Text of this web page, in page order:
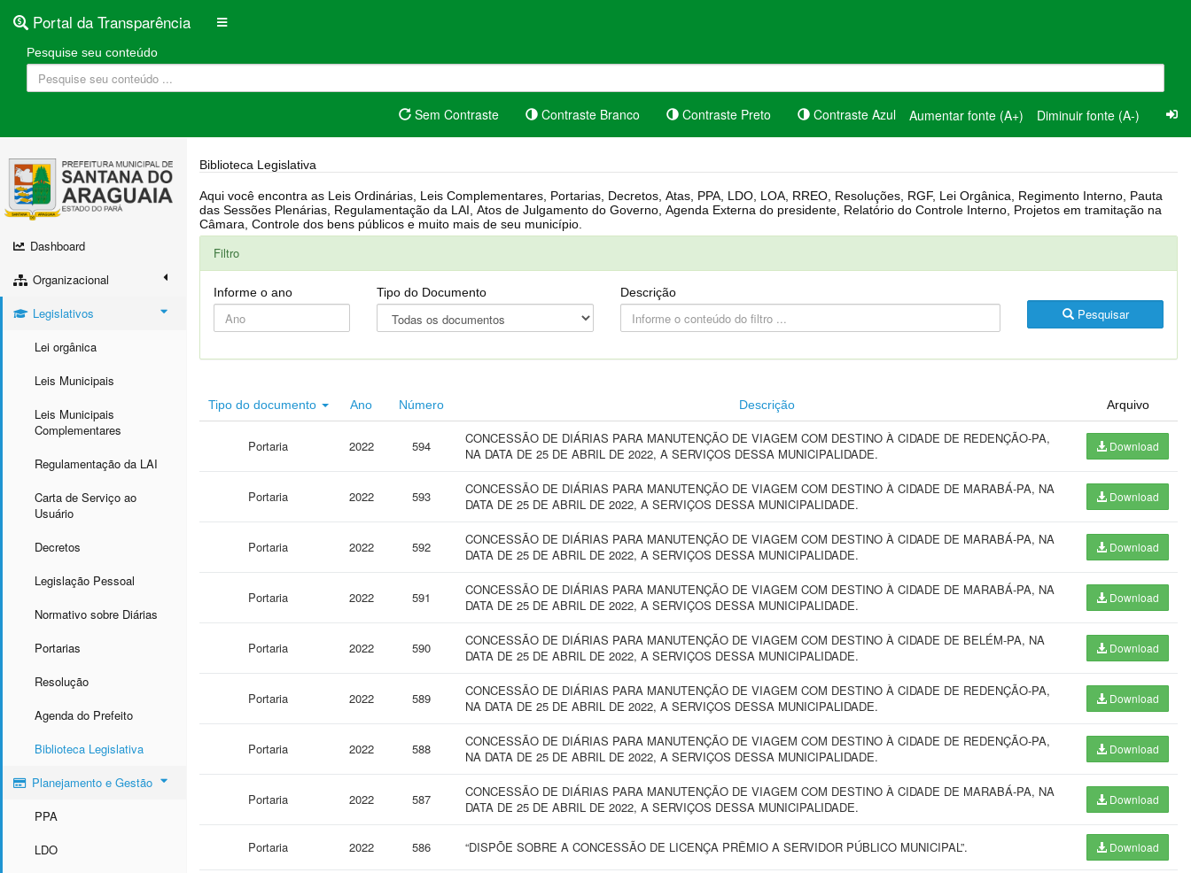
Portal da Transparência
Pesquise seu conteúdo
Sem Contraste Contraste Branco Contraste Preto Contraste Azul Aumentar fonte (A+) Diminuir fonte (A-)
Dashboard
Organizacional
Legislativos
Lei orgânica
Leis Municipais
Leis Municipais
Complementares
Regulamentação da LAI
Carta de Serviço ao
Usuário
Decretos
Legislação Pessoal
Normativo sobre Diárias
Portarias
Resolução
Agenda do Prefeito
Biblioteca Legislativa
Planejamento e Gestão
PPA
LDO
Biblioteca Legislativa
Aqui você encontra as Leis Ordinárias, Leis Complementares, Portarias, Decretos, Atas, PPA, LDO, LOA, RREO, Resoluções, RGF, Lei Orgânica, Regimento Interno, Pauta
das Sessões Plenárias, Regulamentação da LAI, Atos de Julgamento do Governo, Agenda Externa do presidente, Relatório do Controle Interno, Projetos em tramitação na
Câmara, Controle dos bens públicos e muito mais de seu município.
Filtro
Informe o ano Tipo do Documento Descrição
Pesquisar
Tipo do documento Ano Número Descrição Arquivo
Portaria 2022 594
CONCESSÃO DE DIÁRIAS PARA MANUTENÇÃO DE VIAGEM COM DESTINO À CIDADE DE REDENÇÃO-PA,
NA DATA DE 25 DE ABRIL DE 2022, A SERVIÇOS DESSA MUNICIPALIDADE.
Download
Portaria 2022 593
CONCESSÃO DE DIÁRIAS PARA MANUTENÇÃO DE VIAGEM COM DESTINO À CIDADE DE MARABÁ-PA, NA
DATA DE 25 DE ABRIL DE 2022, A SERVIÇOS DESSA MUNICIPALIDADE.
Download
Portaria 2022 592
CONCESSÃO DE DIÁRIAS PARA MANUTENÇÃO DE VIAGEM COM DESTINO À CIDADE DE MARABÁ-PA, NA
DATA DE 25 DE ABRIL DE 2022, A SERVIÇOS DESSA MUNICIPALIDADE.
Download
Portaria 2022 591
CONCESSÃO DE DIÁRIAS PARA MANUTENÇÃO DE VIAGEM COM DESTINO À CIDADE DE MARABÁ-PA, NA
DATA DE 25 DE ABRIL DE 2022, A SERVIÇOS DESSA MUNICIPALIDADE.
Download
Portaria 2022 590
CONCESSÃO DE DIÁRIAS PARA MANUTENÇÃO DE VIAGEM COM DESTINO À CIDADE DE BELÉM-PA, NA
DATA DE 25 DE ABRIL DE 2022, A SERVIÇOS DESSA MUNICIPALIDADE.
Download
Portaria 2022 589
CONCESSÃO DE DIÁRIAS PARA MANUTENÇÃO DE VIAGEM COM DESTINO À CIDADE DE REDENÇÃO-PA,
NA DATA DE 25 DE ABRIL DE 2022, A SERVIÇOS DESSA MUNICIPALIDADE.
Download
Portaria 2022 588
CONCESSÃO DE DIÁRIAS PARA MANUTENÇÃO DE VIAGEM COM DESTINO À CIDADE DE REDENÇÃO-PA,
NA DATA DE 25 DE ABRIL DE 2022, A SERVIÇOS DESSA MUNICIPALIDADE.
Download
Portaria 2022 587
CONCESSÃO DE DIÁRIAS PARA MANUTENÇÃO DE VIAGEM COM DESTINO À CIDADE DE MARABÁ-PA, NA
DATA DE 25 DE ABRIL DE 2022, A SERVIÇOS DESSA MUNICIPALIDADE.
Download
Portaria 2022 586 “DISPÕE SOBRE A CONCESSÃO DE LICENÇA PRÊMIO A SERVIDOR PÚBLICO MUNICIPAL”. Download